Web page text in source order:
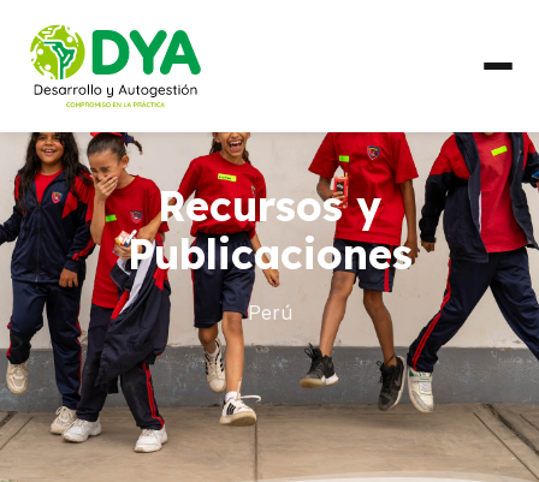
QUIÉNES SOMOS
Línea de Tiempo
Alianzas Regionales
QUÉ HACEMOS
Líneas de Trabajo
PAÍSES
Recursos y
Publicaciones
Perú